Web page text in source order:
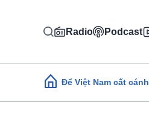
Radio Podcast
Main navigation
Để Việt Nam cất cánh